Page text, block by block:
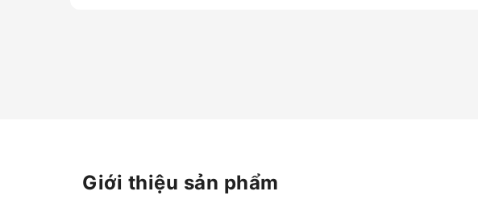
Giới thiệu sản phẩm